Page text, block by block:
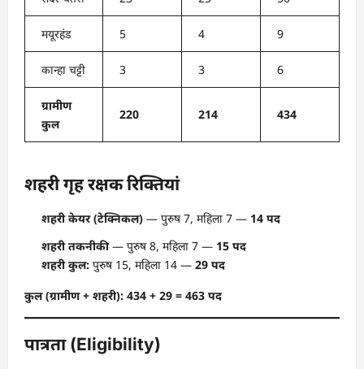
मयूरहंड 5 4 9
कान्हा चट्टी 3 3 6
ग्रामीण
कुल
220 214 434
शहरी गृह रक्षक रिक्तियां
शहरी केयर (टेक्निकल) — पुरुष 7, महिला 7 — 14 पद
शहरी तकनीकी— पुरुष 8, महिला 7 — 15 पद
शहरी कुल: पुरुष 15, महिला 14 — 29 पद
कुल (ग्रामीण + शहरी): 434 + 29 = 463 पद
पात्रता (Eligibility)